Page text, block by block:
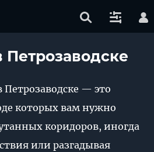
— это
которых вам нужно
коридоров, иногда
или разгадывая